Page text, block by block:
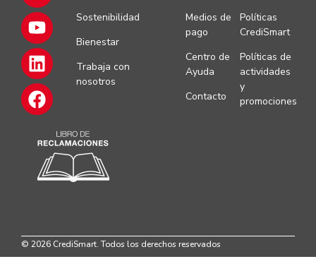
Sostenibilidad
Bienestar
Trabaja con
nosotros
Medios de
pago
Centro de
Ayuda
Contacto
Políticas
CrediSmart
Políticas de
actividades
y
promociones
© 2026 CrediSmart. Todos los derechos reservados